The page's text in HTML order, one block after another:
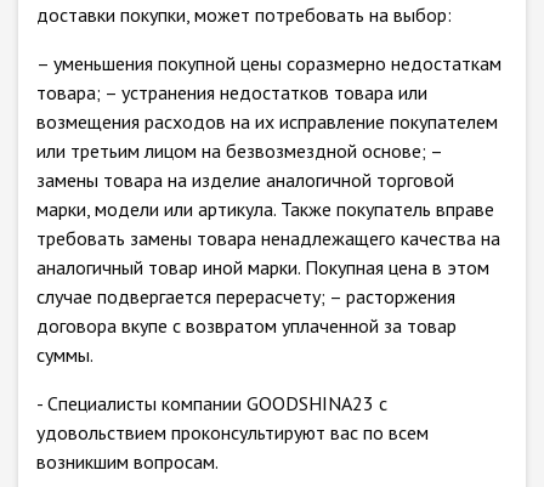
доставки покупки, может потребовать на выбор:
– уменьшения покупной цены соразмерно недостаткам
товара; – устранения недостатков товара или
возмещения расходов на их исправление покупателем
или третьим лицом на безвозмездной основе; –
замены товара на изделие аналогичной торговой
марки, модели или артикула. Также покупатель вправе
требовать замены товара ненадлежащего качества на
аналогичный товар иной марки. Покупная цена в этом
случае подвергается перерасчету; – расторжения
договора вкупе с возвратом уплаченной за товар
суммы.
- Специалисты компании GOODSHINA23 с
удовольствием проконсультируют вас по всем
возникшим вопросам.